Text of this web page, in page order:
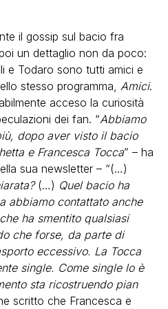
il gossip sul bacio fra
un dettaglio non da poco:
e Todaro sono tutti amici e
stesso programma, Amici.
acceso la curiosità
dei fan. “Abbiamo
dopo aver visto il bacio
e Francesca Tocca” – ha
sua newsletter – “(…)
(…) Quel bacio ha
abbiamo contattato anche
ha smentito qualsiasi
che forse, da parte di
eccessivo. La Tocca
single. Come single lo è
sta ricostruendo pian
scritto che Francesca e